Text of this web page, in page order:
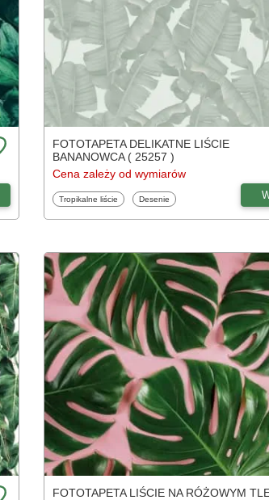
FOTOTAPETA DELIKATNE LIŚCIE
BANANOWCA ( 25257 )
Cena zależy od wymiarów
Fototapety
Tropikalne liście Fototapety
Desenie
FOTOTAPETA LIŚCIE NA RÓŻOWYM